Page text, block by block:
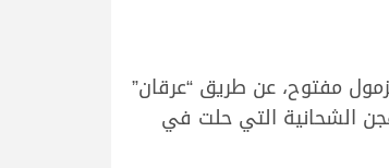
مفتوح، عن طريق “عرقان”
زمنياً قدره 13.18.52 دقيقة، متفوقاً على هجن الشحانية التي حلت في